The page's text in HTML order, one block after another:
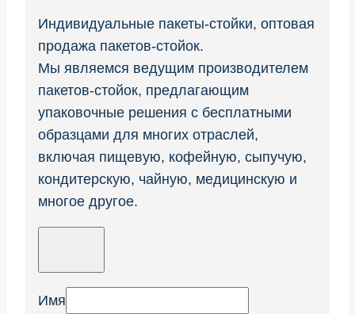
Индивидуальные пакеты-стойки, оптовая
продажа пакетов-стойок.
Мы являемся ведущим производителем
пакетов-стойок, предлагающим
упаковочные решения с бесплатными
образцами для многих отраслей,
включая пищевую, кофейную, сыпучую,
кондитерскую, чайную, медицинскую и
многое другое.
Имя